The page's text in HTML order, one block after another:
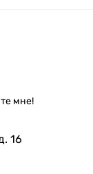
мне!
16